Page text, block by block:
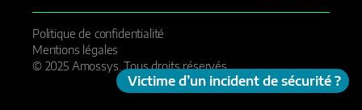
Victime d’un incident de sécurité ?
Politique de confidentialité
Mentions légales
© 2025 Amossys. Tous droits réservés.